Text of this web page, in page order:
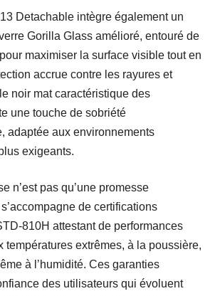
Detachable intègre également un
Gorilla Glass amélioré, entouré de
maximiser la surface visible tout en
accrue contre les rayures et
noir mat caractéristique des
une touche de sobriété
adaptée aux environnements
exigeants.
n’est pas qu’une promesse
de certifications
810H attestant de performances
températures extrêmes, à la poussière,
à l’humidité. Ces garanties
des utilisateurs qui évoluent